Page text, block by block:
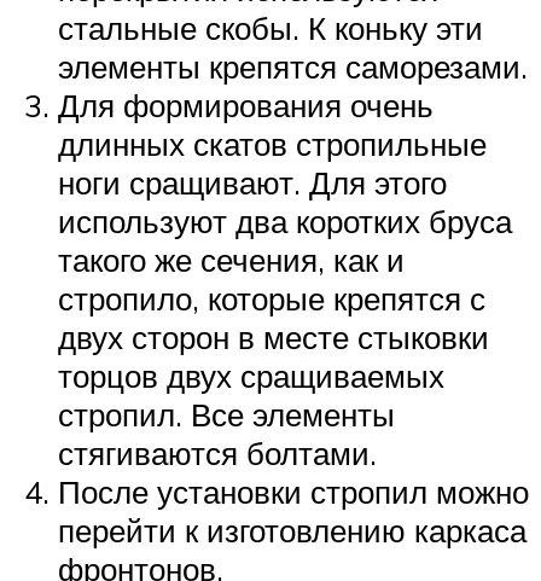
стальные скобы. К коньку эти
элементы крепятся саморезами.
Для формирования очень
длинных скатов стропильные
ноги сращивают. Для этого
используют два коротких бруса
такого же сечения, как и
стропило, которые крепятся с
двух сторон в месте стыковки
торцов двух сращиваемых
стропил. Все элементы
стягиваются болтами.
После установки стропил можно
перейти к изготовлению каркаса
фронтонов.